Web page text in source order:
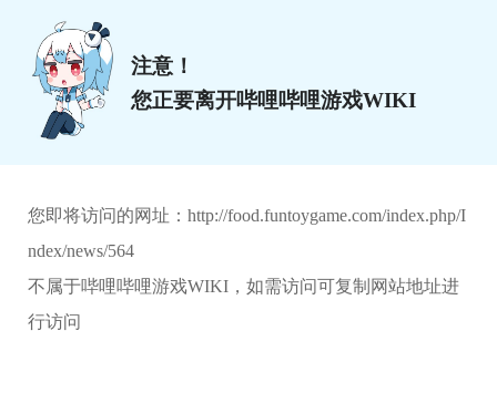
注意！
您正要离开哔哩哔哩游戏WIKI
您即将访问的网址： http://food.funtoygame.com/index.php/I
ndex/news/564
不属于哔哩哔哩游戏WIKI，如需访问可复制网站地址进
行访问